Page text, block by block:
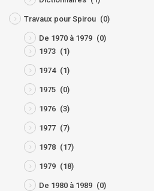
Travaux pour Spirou (0)
De 1970 à 1979 (0)
1973 (1)
1974 (1)
1975 (0)
1976 (3)
1977 (7)
1978 (17)
1979 (18)
De 1980 à 1989 (0)